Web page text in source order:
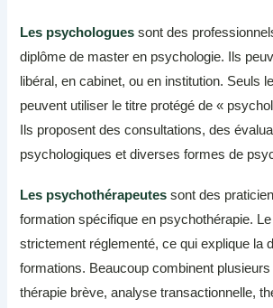
Les psychologues sont des
diplôme de master en psychologie. Ils
libéral, en cabinet, ou en institution. Seuls
peuvent utiliser le titre protégé de «
Ils proposent des consultations, des
psychologiques et diverses formes de
Les psychothérapeutes sont des
formation spécifique en psychothérapie. Le
strictement réglementé, ce qui explique la
formations. Beaucoup combinent
thérapie brève, analyse transactionnelle,